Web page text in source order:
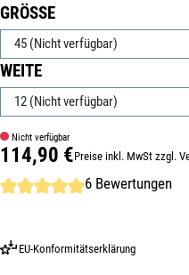
GRÖSSE
AUSWÄHLEN
WEITE
AUSWÄHLEN
Nicht verfügbar
Regulärer Preis:
114,90 €Preise inkl. MwSt zzgl.
Durchschnittliche Bewertung
6 Bewertungen
EU-Konformitätserklärung